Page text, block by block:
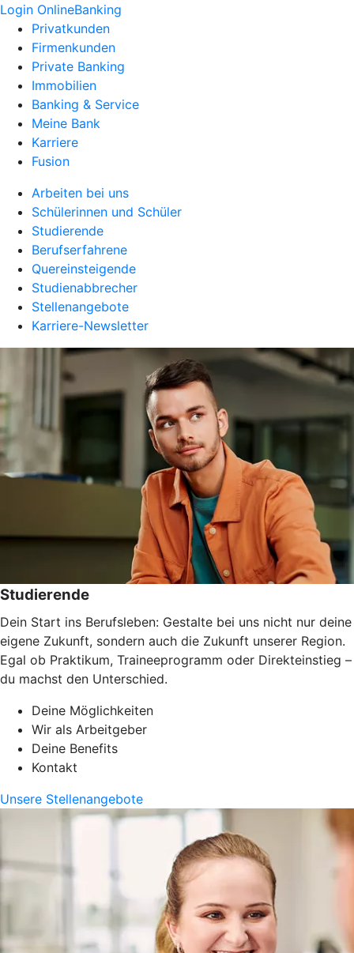
Login OnlineBanking
Privatkunden
Firmenkunden
Private Banking
Immobilien
Banking & Service
Meine Bank
Karriere
Fusion
Arbeiten bei uns
Schülerinnen und Schüler
Studierende
Berufserfahrene
Quereinsteigende
Studienabbrecher
Stellenangebote
Karriere-Newsletter
Studierende
Dein Start ins Berufsleben: Gestalte bei uns nicht nur deine
eigene Zukunft, sondern auch die Zukunft unserer Region.
Egal ob Praktikum, Traineeprogramm oder Direkteinstieg –
du machst den Unterschied.
Deine Möglichkeiten
Wir als Arbeitgeber
Deine Benefits
Kontakt
Unsere Stellenangebote